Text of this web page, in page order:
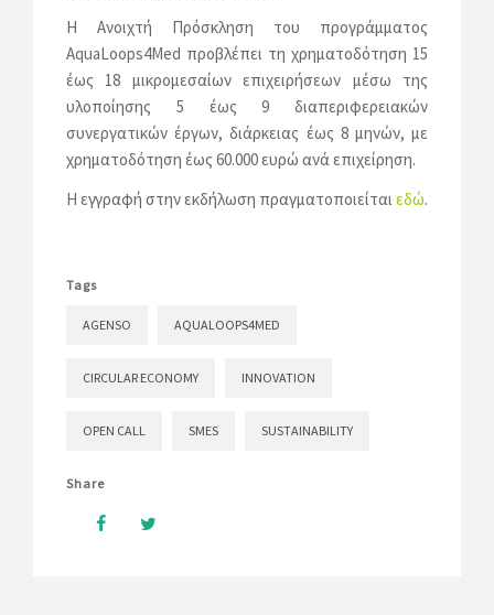
Η Ανοιχτή Πρόσκληση του προγράμματος
AquaLoops4Med προβλέπει τη χρηματοδότηση 15
έως 18 μικρομεσαίων επιχειρήσεων μέσω της
υλοποίησης 5 έως 9 διαπεριφερειακών
συνεργατικών έργων, διάρκειας έως 8 μηνών, με
χρηματοδότηση έως 60.000 ευρώ ανά επιχείρηση.
Η εγγραφή στην εκδήλωση πραγματοποιείται εδώ.
Tags
AGENSO AQUALOOPS4MED
CIRCULAR ECONOMY INNOVATION
OPEN CALL SMES SUSTAINABILITY
Share